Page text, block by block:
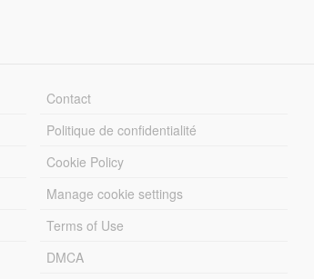
Contact
Politique de confidentialité
Cookie Policy
Manage cookie settings
Terms of Use
DMCA